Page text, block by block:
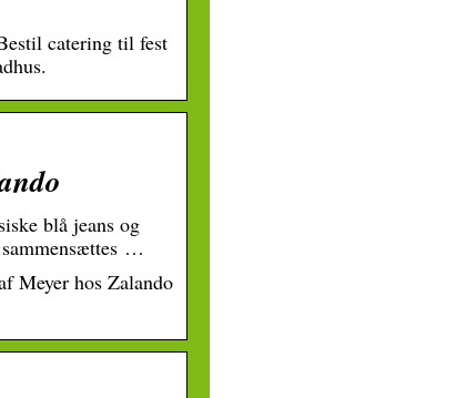
catering til fest
blå jeans og
…
Meyer hos Zalando